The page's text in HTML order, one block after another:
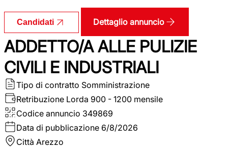
Candidati Dettaglio annuncio
ADDETTO/A ALLE PULIZIE
CIVILI E INDUSTRIALI
Tipo di contratto Somministrazione
Retribuzione Lorda 900 - 1200 mensile
Codice annuncio 349869
Data di pubblicazione 6/8/2026
Città Arezzo